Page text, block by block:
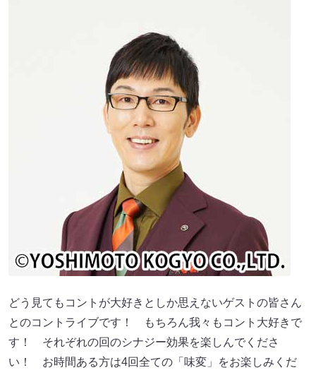
どう見てもコントが大好きとしか思えないゲストの皆さん
とのコントライブです！ もちろん我々もコント大好きで
す！ それぞれの回のシナジー効果を楽しんでくださ
い！ お時間ある方は4回全ての「味変」をお楽しみくだ